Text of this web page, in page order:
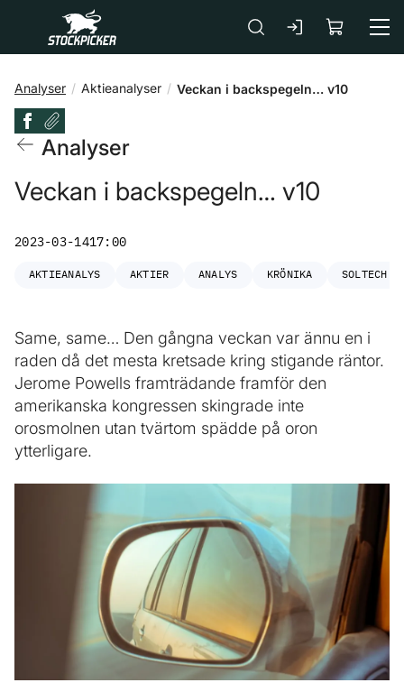
Gå till huvudinnehåll
Analyser Aktieanalyser Veckan i backspegeln… v10
Analyser
Veckan i backspegeln… v10
2023-03-1417:00
AKTIEANALYS AKTIER ANALYS KRÖNIKA SOLTECH
Same, same… Den gångna veckan var ännu en i
raden då det mesta kretsade kring stigande räntor.
Jerome Powells framträdande framför den
amerikanska kongressen skingrade inte
orosmolnen utan tvärtom spädde på oron
ytterligare.